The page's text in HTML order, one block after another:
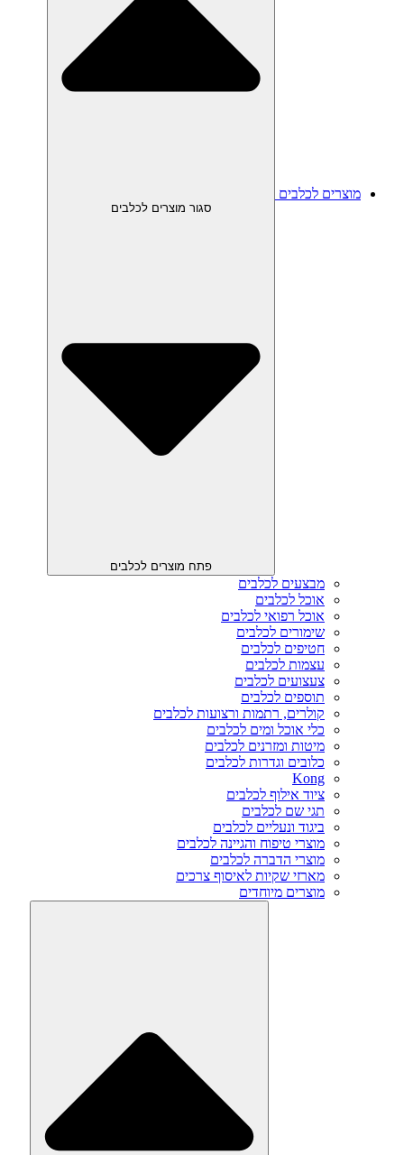
מוצרים לכלבים
סגור מוצרים לכלבים
פתח מוצרים לכלבים
מבצעים לכלבים
אוכל לכלבים
אוכל רפואי לכלבים
שימורים לכלבים
חטיפים לכלבים
עצמות לכלבים
צעצועים לכלבים
תוספים לכלבים
קולרים, רתמות ורצועות לכלבים
כלי אוכל ומים לכלבים
מיטות ומזרנים לכלבים
כלובים וגדרות לכלבים
Kong
ציוד אילוף לכלבים
תגי שם לכלבים
ביגוד ונעליים לכלבים
מוצרי טיפוח והגיינה לכלבים
מוצרי הדברה לכלבים
מארזי שקיות לאיסוף צרכים
מוצרים מיוחדים